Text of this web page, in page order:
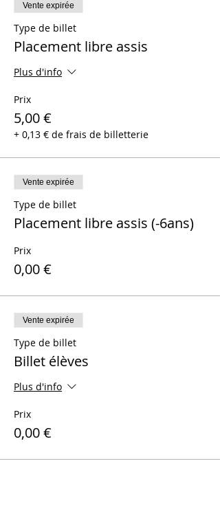
Vente expirée
Type de billet
Placement libre assis
Plus d'info
Prix
5,00 €
+ 0,13 € de frais de billetterie
Vente expirée
Type de billet
Placement libre assis (-6ans)
Prix
0,00 €
Vente expirée
Type de billet
Billet élèves
Plus d'info
Prix
0,00 €